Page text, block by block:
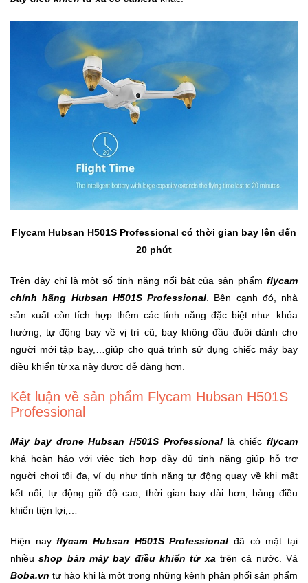
Flycam Hubsan H501S Professional có thời gian bay lên đến
20 phút
Trên đây chỉ là một số tính năng nổi bật của sản phẩm flycam
chính hãng Hubsan H501S Professional . Bên cạnh đó, nhà
sản xuất còn tích hợp thêm các tính năng đặc biệt như: khóa
hướng, tự động bay về vị trí cũ, bay không đầu đuôi dành cho
người mới tập bay,…giúp cho quá trình sử dụng chiếc máy bay
điều khiển từ xa này được dễ dàng hơn.
Kết luận về sản phẩm Flycam Hubsan H501S
Professional
Máy bay drone Hubsan H501S Professionallà chiếc flycam
khá hoàn hảo với việc tích hợp đầy đủ tính năng giúp hỗ trợ
người chơi tối đa, ví dụ như tính năng tự động quay về khi mất
kết nối, tự động giữ độ cao, thời gian bay dài hơn, bảng điều
khiển tiện lợi,…
Hiện nayflycam Hubsan H501S Professional đã có mặt tại
nhiềushop bán máy bay điều khiển từ xa trên cả nước. Và
Boba.vn tự hào khi là một trong những kênh phân phối sản phẩm